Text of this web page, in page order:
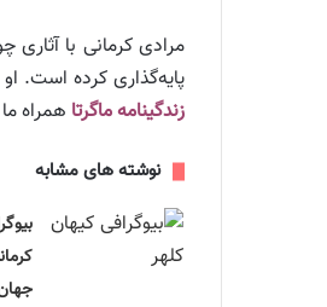
مرادی کرمانی با
پایه‌گذاری کرده است.
زندگینامه ماگرتا همراه
نوشته های مشابه